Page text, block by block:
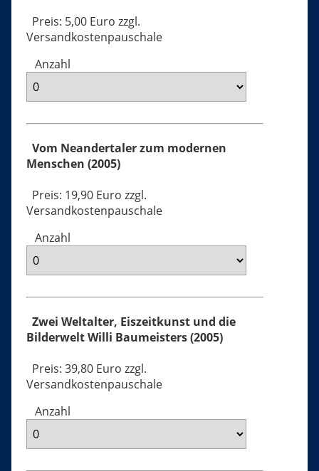
Preis: 5,00 Euro zzgl.
Versandkostenpauschale
Anzahl
Vom Neandertaler zum modernen
Menschen (2005)
Preis: 19,90 Euro zzgl.
Versandkostenpauschale
Anzahl
Zwei Weltalter, Eiszeitkunst und die
Bilderwelt Willi Baumeisters (2005)
Preis: 39,80 Euro zzgl.
Versandkostenpauschale
Anzahl